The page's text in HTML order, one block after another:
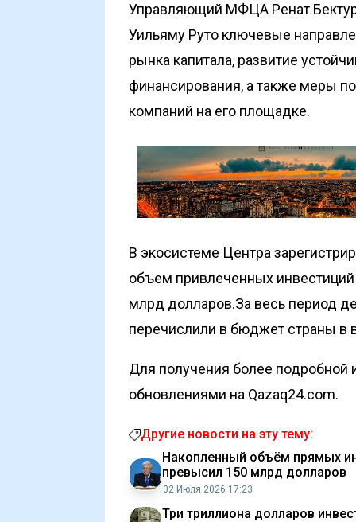
Управляющий МФЦА Ренат
Уильяму Руто ключевые
рынка капитала, развитие
финансирования, а также меры
компаний на его площадке.
В экосистеме Центра
объем привлеченных
млрд долларов.За весь период
перечислили в бюджет страны в
Для получения более подробной
обновлениями на Qazaq24.com.
Другие новости на эту тему:
Накопленный объём прямых
превысил 150 млрд долларов
02 Июля 2026 17:23
Три триллиона долларов